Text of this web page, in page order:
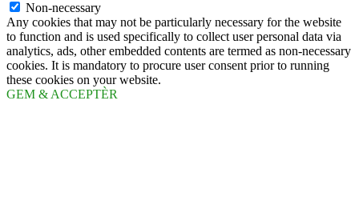
Non-necessary
Any cookies that may not be particularly necessary for the website
to function and is used specifically to collect user personal data via
analytics, ads, other embedded contents are termed as non-necessary
cookies. It is mandatory to procure user consent prior to running
these cookies on your website.
GEM & ACCEPTÈR